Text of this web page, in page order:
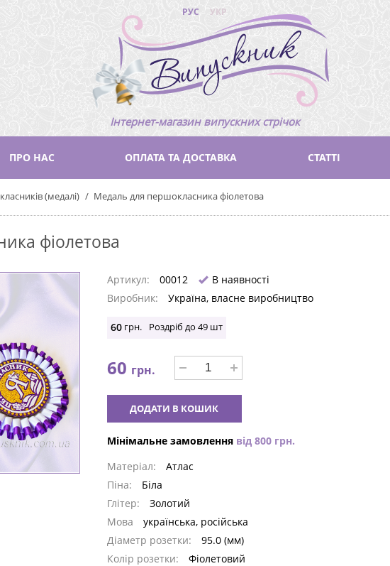
РУС УКР
Інтернет-магазин випускних стрічок
ПРО НАС ОПЛАТА ТА ДОСТАВКА СТАТТІ
(медалі) Медаль для першокласника фіолетова
фіолетова
Артикул: 00012
В наявності
Виробник:
Україна, власне виробництво
60 грн. Роздріб до 49шт
60 грн.
ДОДАТИ В КОШИК
Мінімальне замовлення від 800 грн.
Матеріал:
Атлас
Піна:
Біла
Глітер:
Золотий
Мова
українська, російська
Діаметр розетки:
95.0 (мм)
Колір розетки:
Фіолетовий